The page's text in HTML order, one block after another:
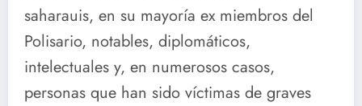
saharauis, en su mayoría ex miembros del
Polisario, notables, diplomáticos,
intelectuales y, en numerosos casos,
personas que han sido víctimas de graves